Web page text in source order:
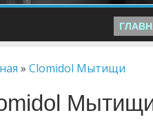
» Clomidol Мытищи